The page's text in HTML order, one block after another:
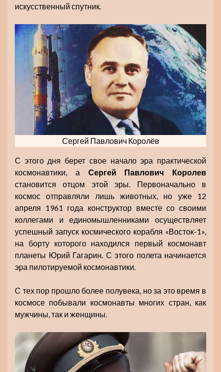
искусственный спутник.
Сергей Павлович Королёв
С этого дня берет свое начало эра практической
космонавтики, а Сергей Павлович Королев
становится отцом этой эры. Первоначально в
космос отправляли лишь животных, но уже 12
апреля 1961 года конструктор вместе со своими
коллегами и единомышленниками осуществляет
успешный запуск космического корабля «Восток-1»,
на борту которого находился первый космонавт
планеты Юрий Гагарин. С этого полета начинается
эра пилотируемой космонавтики.
С тех пор прошло более полувека, но за это время в
космосе побывали космонавты многих стран, как
мужчины, так и женщины.